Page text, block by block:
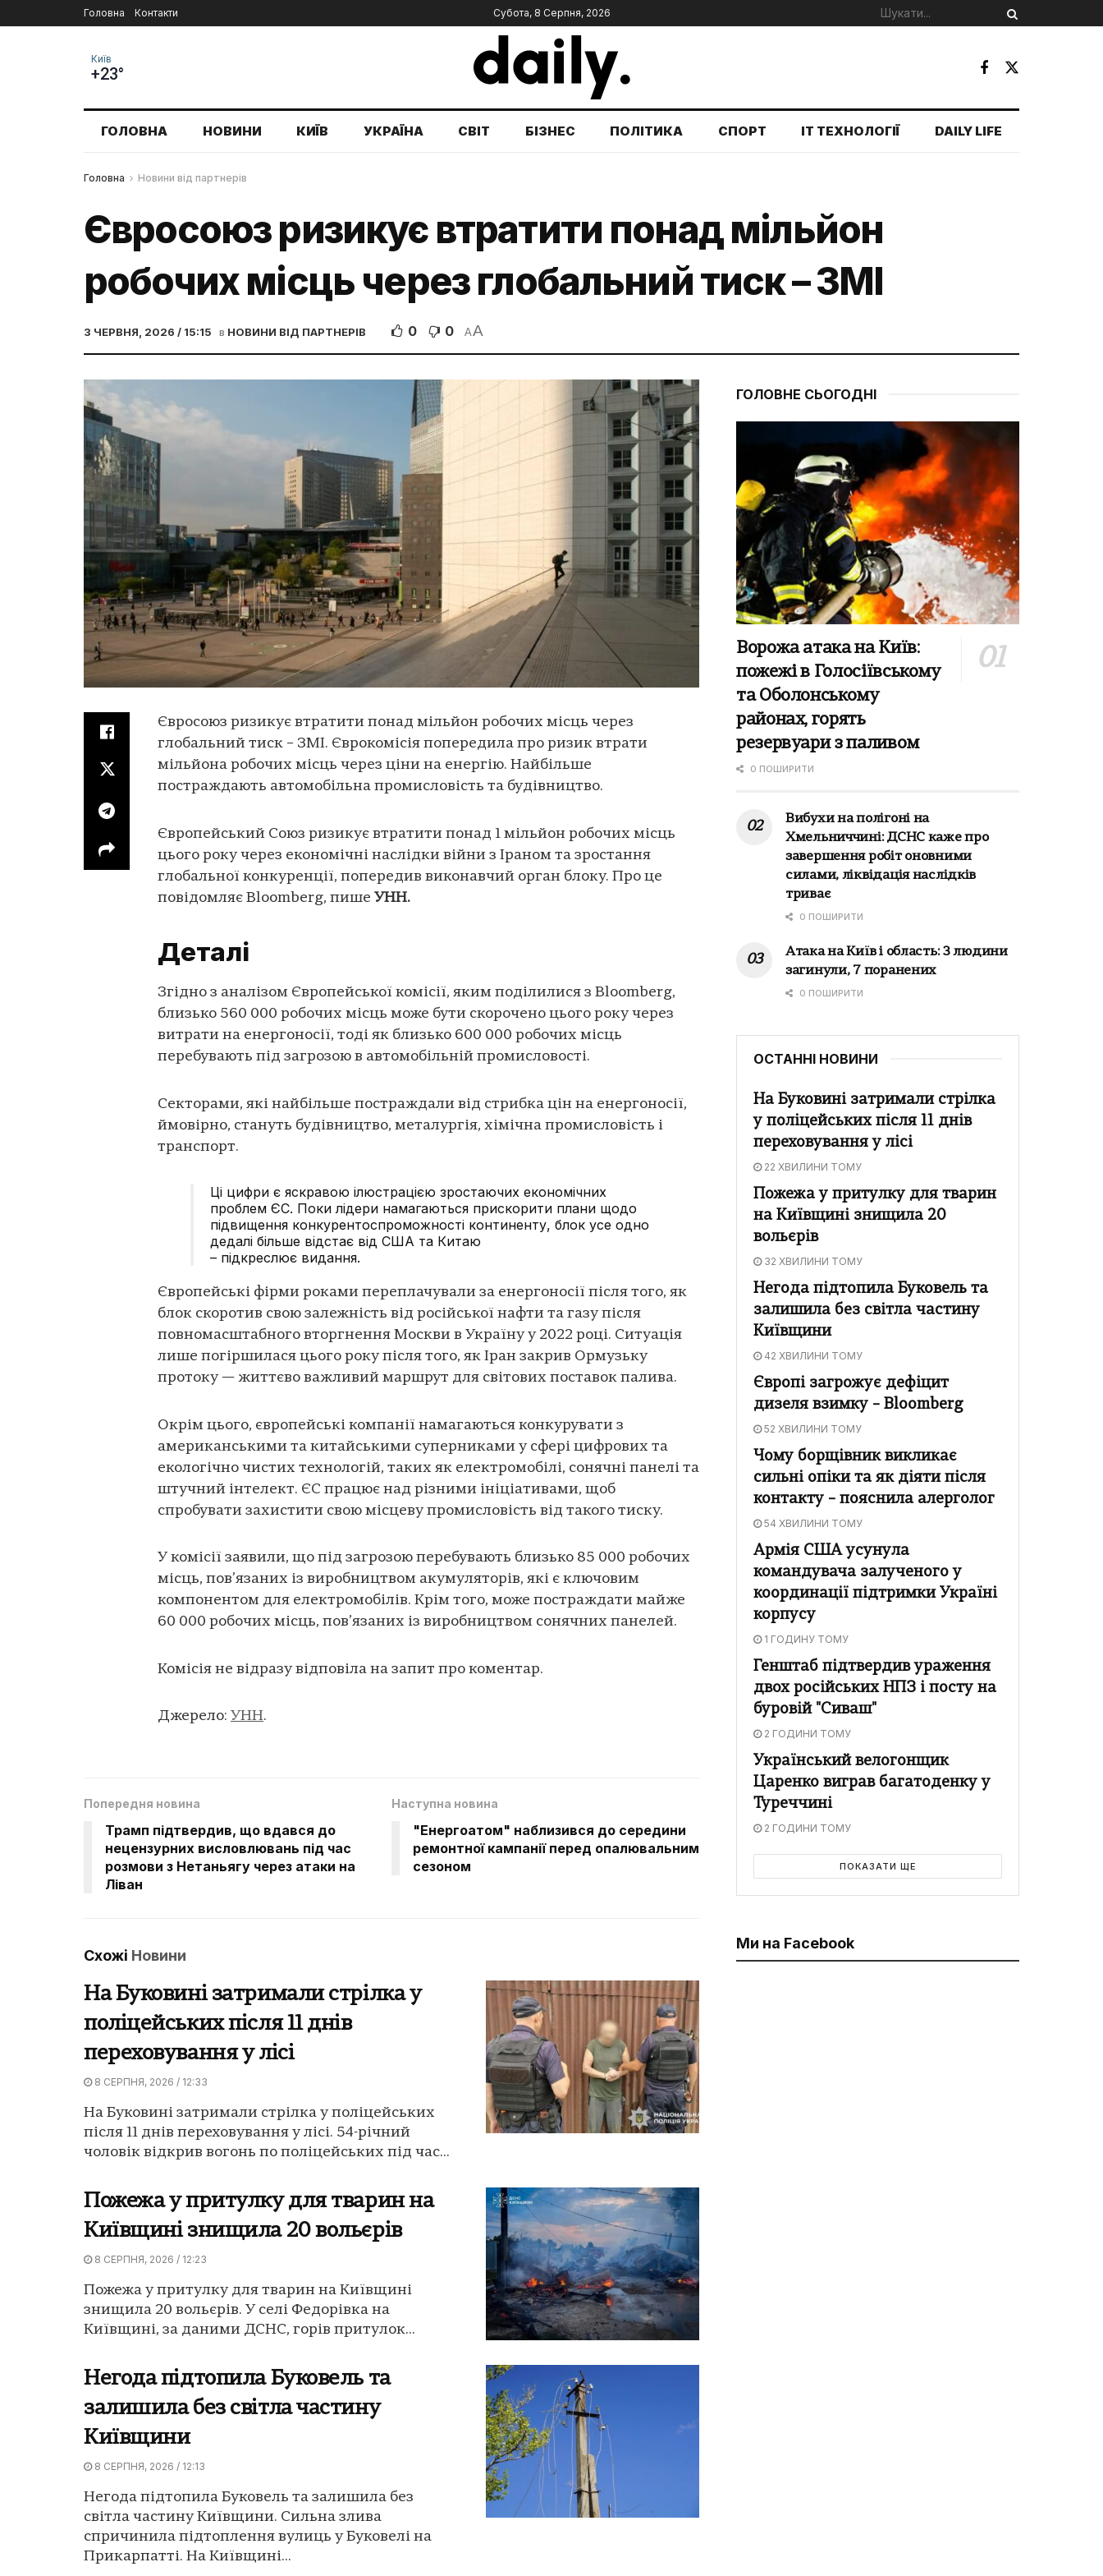
Головна Контакти Субота, 8 Серпня, 2026
Київ
+23°
ГОЛОВНА НОВИНИ КИЇВ УКРАЇНА СВІТ БІЗНЕС ПОЛІТИКА СПОРТ IT ТЕХНОЛОГІЇ DAILY LIFE
Головна Новини від партнерів
Євросоюз ризикує втратити понад мільйон
робочих місць через глобальний тиск – ЗМІ
3 ЧЕРВНЯ, 2026 / 15:15 в НОВИНИ ВІД ПАРТНЕРІВ 0 0 AA
Євросоюз ризикує втратити понад мільйон робочих місць через
глобальний тиск – ЗМІ. Єврокомісія попередила про ризик втрати
мільйона робочих місць через ціни на енергію. Найбільше
постраждають автомобільна промисловість та будівництво.
Європейський Союз ризикує втратити понад 1 мільйон робочих місць
цього року через економічні наслідки війни з Іраном та зростання
глобальної конкуренції, попередив виконавчий орган блоку. Про це
повідомляє Bloomberg, пише УНН.
Деталі
Згідно з аналізом Європейської комісії, яким поділилися з Bloomberg,
близько 560 000 робочих місць може бути скорочено цього року через
витрати на енергоносії, тоді як близько 600 000 робочих місць
перебувають під загрозою в автомобільній промисловості.
Секторами, які найбільше постраждали від стрибка цін на енергоносії,
ймовірно, стануть будівництво, металургія, хімічна промисловість і
транспорт.
Ці цифри є яскравою ілюстрацією зростаючих економічних
проблем ЄС. Поки лідери намагаються прискорити плани щодо
підвищення конкурентоспроможності континенту, блок усе одно
дедалі більше відстає від США та Китаю
– підкреслює видання.
Європейські фірми роками переплачували за енергоносії після того, як
блок скоротив свою залежність від російської нафти та газу після
повномасштабного вторгнення Москви в Україну у 2022 році. Ситуація
лише погіршилася цього року після того, як Іран закрив Ормузьку
протоку — життєво важливий маршрут для світових поставок палива.
Окрім цього, європейські компанії намагаються конкурувати з
американськими та китайськими суперниками у сфері цифрових та
екологічно чистих технологій, таких як електромобілі, сонячні панелі та
штучний інтелект. ЄС працює над різними ініціативами, щоб
спробувати захистити свою місцеву промисловість від такого тиску.
У комісії заявили, що під загрозою перебувають близько 85 000 робочих
місць, пов’язаних із виробництвом акумуляторів, які є ключовим
компонентом для електромобілів. Крім того, може постраждати майже
60 000 робочих місць, пов’язаних із виробництвом сонячних панелей.
Комісія не відразу відповіла на запит про коментар.
Джерело: УНН.
Попередня новина
Трамп підтвердив, що вдався до
нецензурних висловлювань під час
розмови з Нетаньягу через атаки на
Ліван
Наступна новина
"Енергоатом" наблизився до середини
ремонтної кампанії перед опалювальним
сезоном
Схожі Новини
На Буковині затримали стрілка у
поліцейських після 11 днів
переховування у лісі
8 СЕРПНЯ, 2026 / 12:33
На Буковині затримали стрілка у поліцейських
після 11 днів переховування у лісі. 54-річний
чоловік відкрив вогонь по поліцейських під час...
Пожежа у притулку для тварин на
Київщині знищила 20 вольєрів
8 СЕРПНЯ, 2026 / 12:23
Пожежа у притулку для тварин на Київщині
знищила 20 вольєрів. У селі Федорівка на
Київщині, за даними ДСНС, горів притулок...
Негода підтопила Буковель та
залишила без світла частину
Київщини
8 СЕРПНЯ, 2026 / 12:13
Негода підтопила Буковель та залишила без
світла частину Київщини. Сильна злива
спричинила підтоплення вулиць у Буковелі на
Прикарпатті. На Київщині...
ГОЛОВНЕ СЬОГОДНІ
Ворожа атака на Київ:
пожежі в Голосіївському
та Оболонському
районах, горять
резервуари з паливом
0 ПОШИРИТИ
Вибухи на полігоні на
Хмельниччині: ДСНС каже про
завершення робіт оновними
силами, ліквідація наслідків
триває
0 ПОШИРИТИ
Атака на Київ і область: 3 людини
загинули, 7 поранених
0 ПОШИРИТИ
ОСТАННІ НОВИНИ
На Буковині затримали стрілка
у поліцейських після 11 днів
переховування у лісі
22 ХВИЛИНИ ТОМУ
Пожежа у притулку для тварин
на Київщині знищила 20
вольєрів
32 ХВИЛИНИ ТОМУ
Негода підтопила Буковель та
залишила без світла частину
Київщини
42 ХВИЛИНИ ТОМУ
Європі загрожує дефіцит
дизеля взимку – Bloomberg
52 ХВИЛИНИ ТОМУ
Чому борщівник викликає
сильні опіки та як діяти після
контакту – пояснила алерголог
54 ХВИЛИНИ ТОМУ
Армія США усунула
командувача залученого у
координації підтримки Україні
корпусу
1 ГОДИНУ ТОМУ
Генштаб підтвердив ураження
двох російських НПЗ і посту на
буровій "Сиваш"
2 ГОДИНИ ТОМУ
Український велогонщик
Царенко виграв багатоденку у
Туреччині
2 ГОДИНИ ТОМУ
ПОКАЗАТИ ЩЕ
Ми на Facebook